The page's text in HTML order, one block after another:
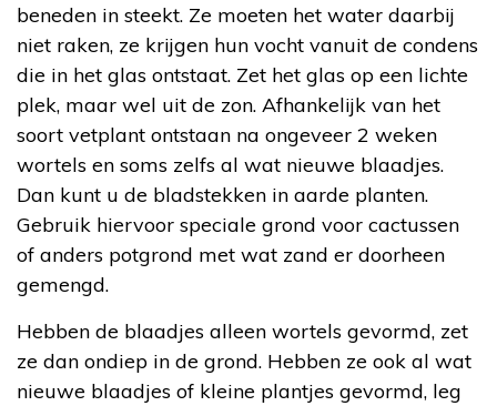
beneden in steekt. Ze moeten het water daarbij
niet raken, ze krijgen hun vocht vanuit de condens
die in het glas ontstaat. Zet het glas op een lichte
plek, maar wel uit de zon. Afhankelijk van het
soort vetplant ontstaan na ongeveer 2 weken
wortels en soms zelfs al wat nieuwe blaadjes.
Dan kunt u de bladstekken in aarde planten.
Gebruik hiervoor speciale grond voor cactussen
of anders potgrond met wat zand er doorheen
gemengd.
Hebben de blaadjes alleen wortels gevormd, zet
ze dan ondiep in de grond. Hebben ze ook al wat
nieuwe blaadjes of kleine plantjes gevormd, leg